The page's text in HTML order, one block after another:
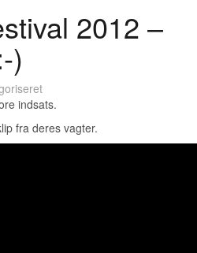
2012 –
)
indsats.
fra deres vagter.